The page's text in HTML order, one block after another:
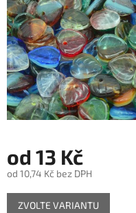
od 13 Kč
od 10,74 Kč bez DPH
Měrná
cena:
ZVOLTE VARIANTU